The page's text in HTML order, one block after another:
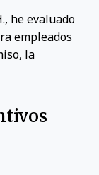
he evaluado
empleados
la